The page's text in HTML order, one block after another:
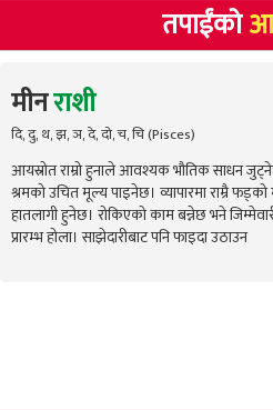
तपाईंको
मीनराशी
दि, दु, थ, झ, ञ, दे, दो, च, चि (Pisces)
आयस्रोत राम्रो हुनाले आवश्यक भौतिक साधन
श्रमको उचित मूल्य पाइनेछ। व्यापारमा राम्रै
हातलागी हुनेछ। रोकिएको काम बन्नेछ भने
प्रारम्भ होला। साझेदारीबाट पनि फाइदा उठाउन